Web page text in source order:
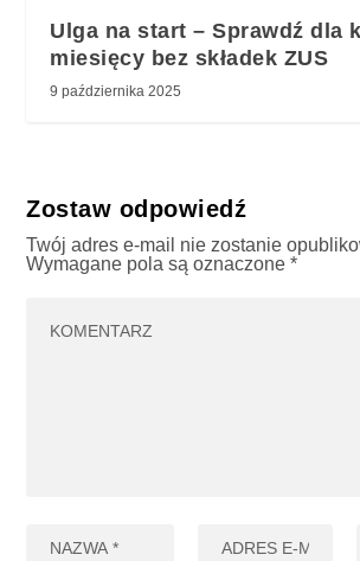
Ulga na start – Sprawdź dla
miesięcy bez składek ZUS
9 października 2025
Zostaw odpowiedź
Twój adres e-mail nie zostanie
Wymagane pola są oznaczone*